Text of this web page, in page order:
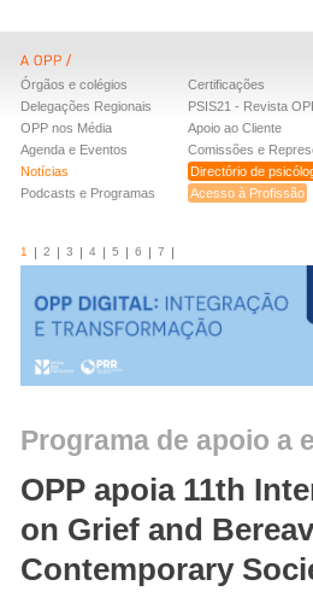
Órgãos e colégios
Delegações Regionais
OPP nos Média
Agenda e Eventos
Notícias
Podcasts e Programas
Certificações
PSIS21 - Revista
Apoio ao Cliente
Comissões e
Directório de
Acesso à Profissão
1 2 3 4 5 6 7
Programa de apoio a
OPP apoia 11th
on Grief and
Contemporary